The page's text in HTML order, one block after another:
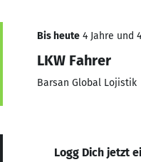
Bis heute 4 Jahre und
LKW Fahrer
Barsan Global Lojistik
Logg Dich jetzt